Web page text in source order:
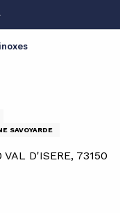
SAVOYARDE
D'ISERE, 73150